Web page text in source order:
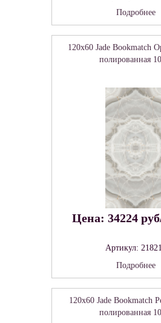
Подробнее
120x60 Jade Bookmatch
полированная
Цена: 34224
Артикул:
Подробнее
120x60 Jade Bookmatch
полированная